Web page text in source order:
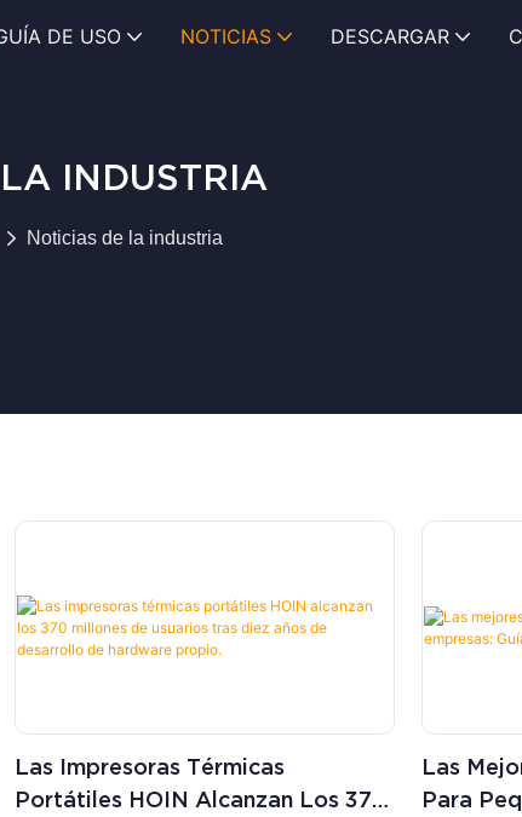
DE USO NOTICIAS DESCARGAR
INDUSTRIA
Noticias de la industria
Las Impresoras Térmicas
Portátiles HOIN Alcanzan Los 370
Las
Para